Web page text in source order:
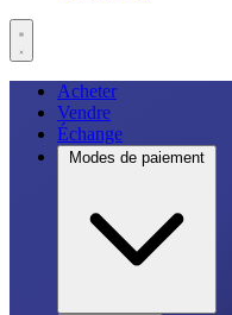
Acheter
Vendre
Échange
Modes de paiement